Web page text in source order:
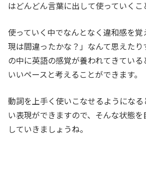
はどんどん言葉に出して使っていくこ
使っていく中でなんとなく違和感を
現は間違ったかな？」なんて思えた
の中に英語の感覚が養われてきている
いいペースと考えることができます。
動詞を上手く使いこなせるようにな
い表現ができますので、そんな状態
していきましょうね。